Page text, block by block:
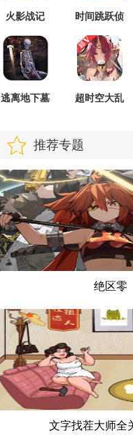
火影战记
时间跳跃侦
逃离地下墓
超时空大乱
推荐专题
绝区零
文字找茬大师全